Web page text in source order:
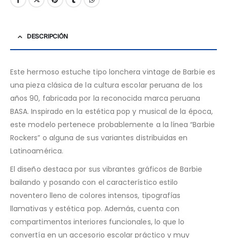
DESCRIPCIÓN
Este hermoso estuche tipo lonchera vintage de Barbie es
una pieza clásica de la cultura escolar peruana de los
años 90, fabricada por la reconocida marca peruana
BASA. Inspirado en la estética pop y musical de la época,
este modelo pertenece probablemente a la línea “Barbie
Rockers” o alguna de sus variantes distribuidas en
Latinoamérica.
El diseño destaca por sus vibrantes gráficos de Barbie
bailando y posando con el característico estilo
noventero lleno de colores intensos, tipografías
llamativas y estética pop. Además, cuenta con
compartimentos interiores funcionales, lo que lo
convertía en un accesorio escolar práctico y muy